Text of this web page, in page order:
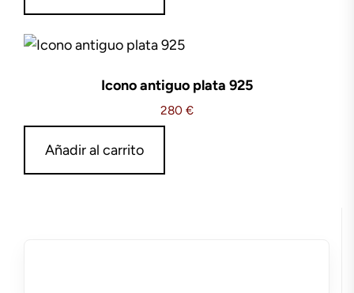
Icono antiguo plata 925
280 €
Añadir al carrito